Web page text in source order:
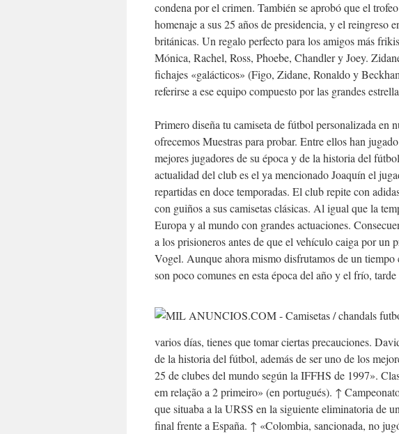
condena por el crimen. También se aprobó que el
homenaje a sus 25 años de presidencia, y el reingreso
británicas. Un regalo perfecto para los amigos más
Mónica, Rachel, Ross, Phoebe, Chandler y Joey.
fichajes «galácticos» (Figo, Zidane, Ronaldo y
referirse a ese equipo compuesto por las grandes
Primero diseña tu camiseta de fútbol personalizada en
ofrecemos Muestras para probar. Entre ellos han
mejores jugadores de su época y de la historia del
actualidad del club es el ya mencionado Joaquín el
repartidas en doce temporadas. El club repite con
con guiños a sus camisetas clásicas. Al igual que la
Europa y al mundo con grandes actuaciones.
a los prisioneros antes de que el vehículo caiga por un
Vogel. Aunque ahora mismo disfrutamos de un tiempo
son poco comunes en esta época del año y el frío,
varios días, tienes que tomar ciertas precauciones.
de la historia del fútbol, además de ser uno de los
25 de clubes del mundo según la IFFHS de 1997».
em relação a 2 primeiro» (en portugués). ↑
que situaba a la URSS en la siguiente eliminatoria de
final frente a España. ↑ «Colombia, sancionada, no